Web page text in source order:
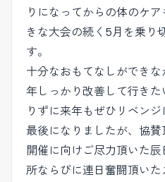
りになってからの体のケ
きな大会の続く5月を乗り
す。
十分なおもてなしができ
年しっかり改善して行き
りずに来年もぜひリベンジ
最後になりましたが、協
開催に向けご尽力頂いた
所ならびに連日奮闘頂い